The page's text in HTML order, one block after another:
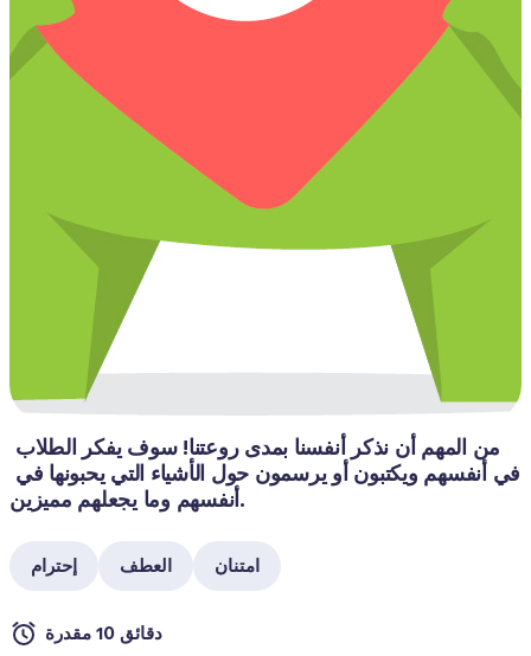
أنفسهم وما يجعلهم مميزين.
إحترام العطف امتنان
دقائق 10 مقدرة